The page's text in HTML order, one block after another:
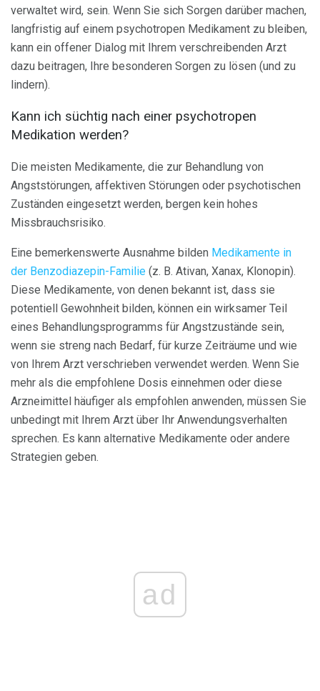
verwaltet wird, sein. Wenn Sie sich Sorgen darüber machen,
langfristig auf einem psychotropen Medikament zu bleiben,
kann ein offener Dialog mit Ihrem verschreibenden Arzt
dazu beitragen, Ihre besonderen Sorgen zu lösen (und zu
lindern).
Kann ich süchtig nach einer psychotropen
Medikation werden?
Die meisten Medikamente, die zur Behandlung von
Angststörungen, affektiven Störungen oder psychotischen
Zuständen eingesetzt werden, bergen kein hohes
Missbrauchsrisiko.
Eine bemerkenswerte Ausnahme bilden Medikamente in
der Benzodiazepin-Familie (z. B. Ativan, Xanax, Klonopin).
Diese Medikamente, von denen bekannt ist, dass sie
potentiell Gewohnheit bilden, können ein wirksamer Teil
eines Behandlungsprogramms für Angstzustände sein,
wenn sie streng nach Bedarf, für kurze Zeiträume und wie
von Ihrem Arzt verschrieben verwendet werden. Wenn Sie
mehr als die empfohlene Dosis einnehmen oder diese
Arzneimittel häufiger als empfohlen anwenden, müssen Sie
unbedingt mit Ihrem Arzt über Ihr Anwendungsverhalten
sprechen. Es kann alternative Medikamente oder andere
Strategien geben.
ad